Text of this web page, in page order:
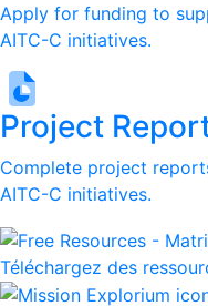
Apply for funding to
AITC-C initiatives.
Project
Complete project
AITC-C initiatives.
Téléchargez des